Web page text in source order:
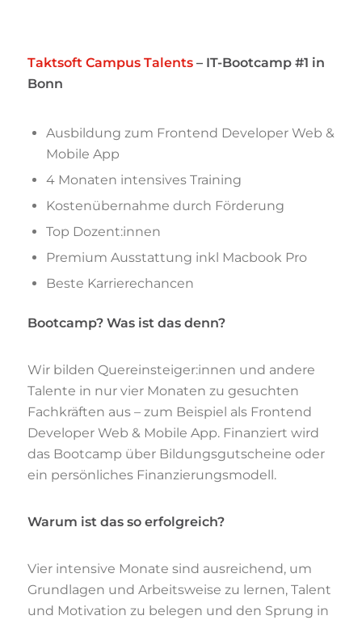
Taktsoft Campus Talents– IT-Bootcamp #1 in
Bonn
Ausbildung zum Frontend Developer Web &
Mobile App
4 Monaten intensives Training
Kostenübernahme durch Förderung
Top Dozent:innen
Premium Ausstattung inkl Macbook Pro
Beste Karrierechancen
Bootcamp? Was ist das denn?
Wir bilden Quereinsteiger:innen und andere
Talente in nur vier Monaten zu gesuchten
Fachkräften aus – zum Beispiel als Frontend
Developer Web & Mobile App. Finanziert wird
das Bootcamp über Bildungsgutscheine oder
ein persönliches Finanzierungsmodell.
Warum ist das so erfolgreich?
Vier intensive Monate sind ausreichend, um
Grundlagen und Arbeitsweise zu lernen, Talent
und Motivation zu belegen und den Sprung in